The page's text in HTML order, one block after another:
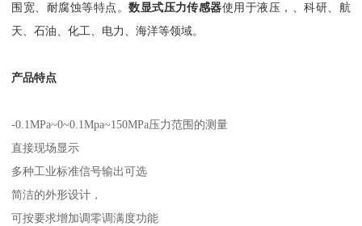
围宽、耐腐蚀等特点。数显式压力传感器使用于液压，、科研、航
天、石油、化工、电力、海洋等领域。
产品特点
-0.1MPa~0~0.1Mpa~150MPa压力范围的测量
直接现场显示
多种工业标准信号输出可选
简洁的外形设计，
可按要求增加调零调满度功能